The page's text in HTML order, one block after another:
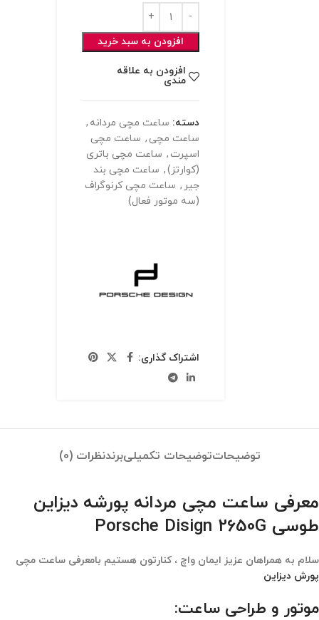
افزودن به سبد خرید
افزودن به علاقه
مندی
دسته: ساعت مچی مردانه ,
ساعت مچی , ساعت مچی
اسپرت , ساعت مچی باتری
(کوارتز), ساعت مچی بند
جیر , ساعت مچی کرنوگراف
(سه موتور فعال)
اشتراک گذاری:
توضیحاتتوضیحات تکمیلیبرندنظرات (0)
معرفی ساعت مچی مردانه پورشه دیزاین
طوسی Porsche Disign 2650G
سلام به همراهان عزیز ایمان واچ ، کنارتون هستیم بامعرفی ساعت مچی
پورش دیزاین
موتور و طراحی ساعت: